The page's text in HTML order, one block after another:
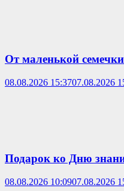
От маленькой
08.08.2026 15:3707.08.2026
Подарок ко Дню
08.08.2026 10:0907.08.2026